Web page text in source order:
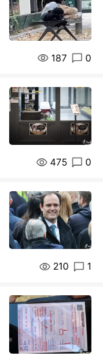
187 0
475 0
210 1